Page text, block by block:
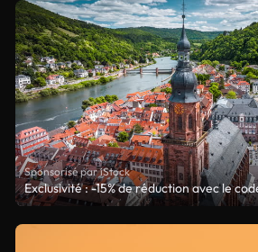
Sponsorisé par iStock
Exclusivité : -15% de réduction avec le